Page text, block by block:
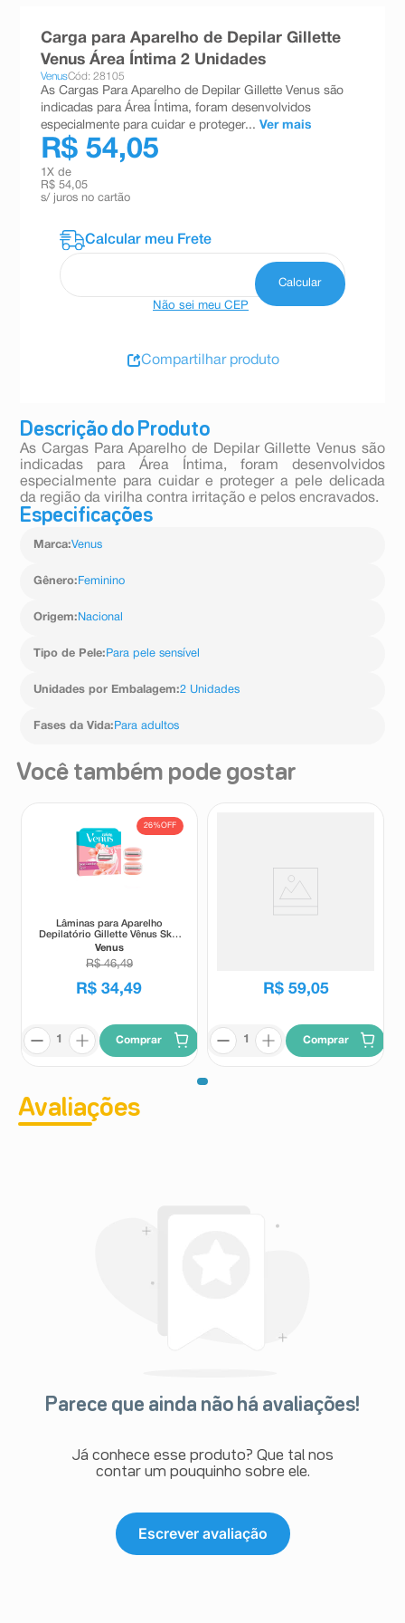
Descrição do Produto
As Cargas Para Aparelho de Depilar Gillette Venus são
indicadas para Área Íntima, foram desenvolvidos
especialmente para cuidar e proteger a pele delicada
da região da virilha contra irritação e pelos encravados.
Especificações
Marca:Venus
Gênero: Feminino
Origem: Nacional
Tipo de Pele: Para pele sensível
Unidades por Embalagem:2 Unidades
Fases da Vida: Para adultos
Carga para Aparelho de Depilar Gillette
Venus Área Íntima 2 Unidades
VenusCód: 28105
As Cargas Para Aparelho de Depilar Gillette Venus são
indicadas para Área Íntima, foram desenvolvidos
especialmente para cuidar e proteger... Ver mais
R$ 54,05
1 X de
R$ 54,05
s/ juros no cartão
Não sei meu CEP
Compartilhar produto
Você também pode gostar
26%OFF
Lâminas para Aparelho
Depilatório Gillette Vênus Skin
Comfort Spa 2 Unidades
Venus
R$ 46,49
R$ 34,49
Comprar
R$ 59,05
Comprar
Avaliações
Parece que ainda não há avaliações!
Já conhece esse produto? Que tal nos
contar um pouquinho sobre ele.
Escrever avaliação
esmalte
ºabsorvente